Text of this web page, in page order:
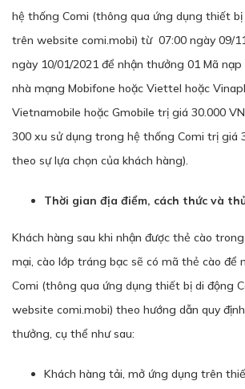
hệ thống Comi (thông qua ứng dụng thiết bị
trên website comi.mobi) từ 07:00 ngày 09/
ngày 10/01/2021 để nhận thưởng 01 Mã
nhà mạng Mobifone hoặc Viettel hoặc
Vietnamobile hoặc Gmobile trị giá 30.000
300 xu sử dụng trong hệ thống Comi trị giá
theo sự lựa chọn của khách hàng).
Thời gian địa điểm, cách thức và
Khách hàng sau khi nhận được thẻ cào
mại, cào lớp tráng bạc sẽ có mã thẻ cào để
Comi (thông qua ứng dụng thiết bị di động
website comi.mobi) theo hướng dẫn quy
thưởng, cụ thể như sau:
Khách hàng tải, mở ứng dụng trên